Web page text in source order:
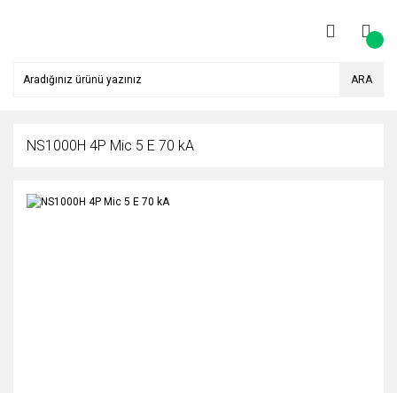
ARA
NS1000H 4P Mic 5 E 70 kA